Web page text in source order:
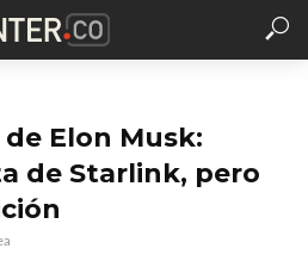
Elon Musk:
de Starlink, pero